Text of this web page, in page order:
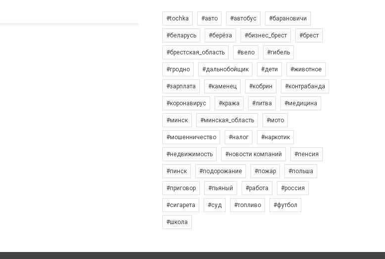
#tochka #авто #автобус #барановичи
#беларусь #берёза #бизнес_брест #брест
#брестская_область #вело #гибель
#гродно #дальнобойщик #дети #животное
#зарплата #каменец #кобрин #контрабанда
#коронавирус #кража #литва #медицина
#минск #минская_область #мото
#мошенничество #налог #наркотик
#недвижимость #новости компаний #пенсия
#пинск #подорожание #пожар #польша
#приговор #пьяный #работа #россия
#сигарета #суд #топливо #футбол
#школа